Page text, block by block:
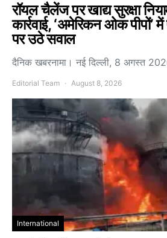
रॉयल चैलेंज पर खाद्य सुरक्षा
कार्रवाई, ‘अमेरिकन ओक पीपों’
पर उठे सवाल
दैनिक खबरनामा। नई दिल्ली, 8 अगस्त
Editorial Team August 8, 2026
International